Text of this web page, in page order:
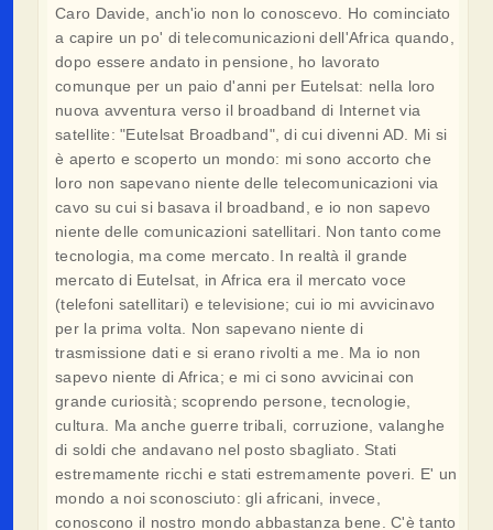
Caro Davide, anch'io non lo conoscevo. Ho cominciato
a capire un po' di telecomunicazioni dell'Africa quando,
dopo essere andato in pensione, ho lavorato
comunque per un paio d'anni per Eutelsat: nella loro
nuova avventura verso il broadband di Internet via
satellite: "Eutelsat Broadband", di cui divenni AD. Mi si
è aperto e scoperto un mondo: mi sono accorto che
loro non sapevano niente delle telecomunicazioni via
cavo su cui si basava il broadband, e io non sapevo
niente delle comunicazioni satellitari. Non tanto come
tecnologia, ma come mercato. In realtà il grande
mercato di Eutelsat, in Africa era il mercato voce
(telefoni satellitari) e televisione; cui io mi avvicinavo
per la prima volta. Non sapevano niente di
trasmissione dati e si erano rivolti a me. Ma io non
sapevo niente di Africa; e mi ci sono avvicinai con
grande curiosità; scoprendo persone, tecnologie,
cultura. Ma anche guerre tribali, corruzione, valanghe
di soldi che andavano nel posto sbagliato. Stati
estremamente ricchi e stati estremamente poveri. E' un
mondo a noi sconosciuto: gli africani, invece,
conoscono il nostro mondo abbastanza bene. C'è tanto